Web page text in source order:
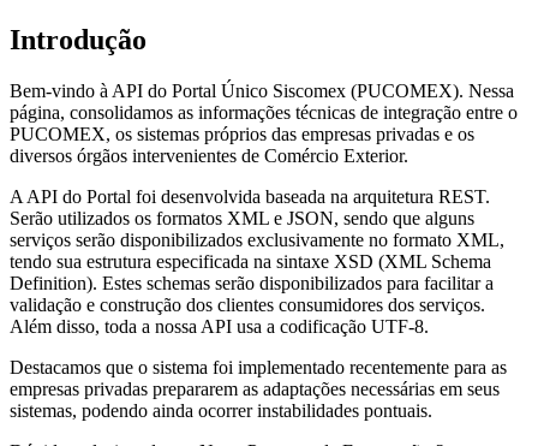
Introdução
Bem-vindo à API do Portal Único Siscomex (PUCOMEX). Nessa
página, consolidamos as informações técnicas de integração entre o
PUCOMEX, os sistemas próprios das empresas privadas e os
diversos órgãos intervenientes de Comércio Exterior.
A API do Portal foi desenvolvida baseada na arquitetura REST.
Serão utilizados os formatos XML e JSON, sendo que alguns
serviços serão disponibilizados exclusivamente no formato XML,
tendo sua estrutura especificada na sintaxe XSD (XML Schema
Definition). Estes schemas serão disponibilizados para facilitar a
validação e construção dos clientes consumidores dos serviços.
Além disso, toda a nossa API usa a codificação UTF-8.
Destacamos que o sistema foi implementado recentemente para as
empresas privadas prepararem as adaptações necessárias em seus
sistemas, podendo ainda ocorrer instabilidades pontuais.